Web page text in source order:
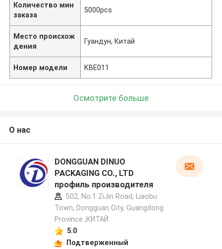
Количество мин
заказа
5000pcs
Место происхож
дения
Гуандун, Китай
Номер модели KBE011
Осмотрите больше
О нас
DONGGUAN DINUO
PACKAGING CO., LTD
профиль производителя
502, No.1 ZiJin Road, Liaobu
Town, Dongguan City, Guangdong
Province ,КИТАЙ
5.0
Подтверженный